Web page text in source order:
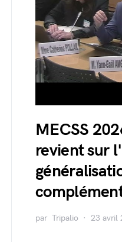
MECSS
revient sur
par Tripalio 23 avril